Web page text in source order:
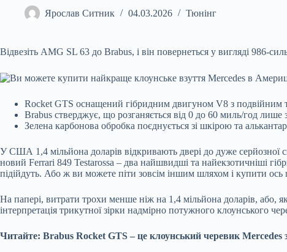
Ярослав Ситник 04.03.2026 Тюнінг
Відвезіть AMG SL 63 до Brabus, і він повернеться у вигляді 986-
Rocket GTS оснащений гібридним двигуном V8 з подвійним
Brabus стверджує, що розганяється від 0 до 60 миль/год лише
Зелена карбонова обробка поєднується зі шкірою та
У США 1,4 мільйона доларів відкривають двері до дуже серйозної
новий Ferrari 849 Testarossa – два найшвидші та найекзотичніші
підійдуть. Або ж ви можете піти зовсім іншим шляхом і купити
На папері, витрати трохи менше ніж на 1,4 мільйона доларів,
інтерпретація трикутної зірки надмірно потужного клоунського
Читайте: Brabus Rocket GTS – це клоунський черевик Mercedes